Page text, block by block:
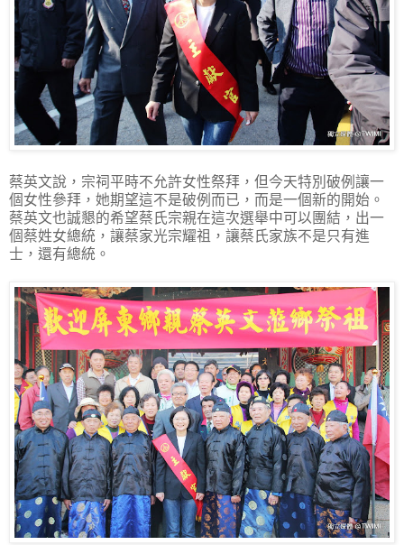
蔡英文說，宗祠平時不允許女性祭拜，但今天特別破例讓一
個女性參拜，她期望這不是破例而已，而是一個新的開始。
蔡英文也誠懇的希望蔡氏宗親在這次選舉中可以團結，出一
個蔡姓女總統，讓蔡家光宗耀祖，讓蔡氏家族不是只有進
士，還有總統。